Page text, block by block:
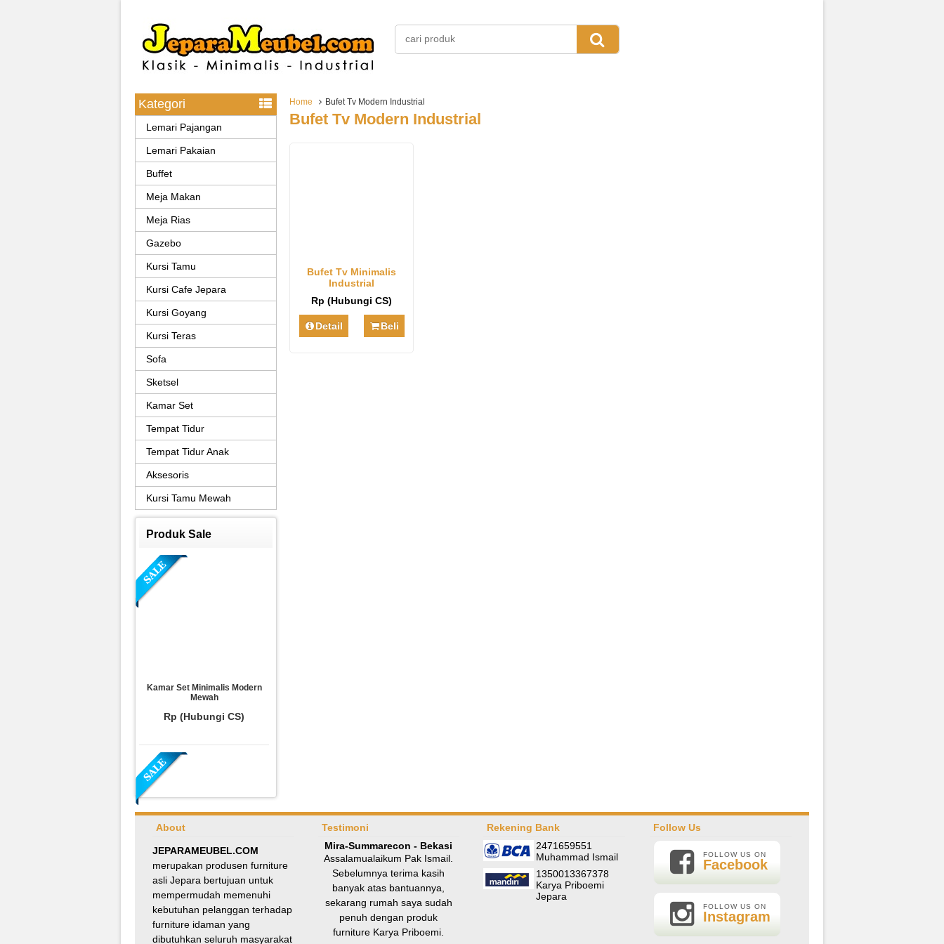
Home Bufet Tv Modern Industrial
Bufet Tv Modern Industrial
Bufet Tv Minimalis
Industrial
Rp (Hubungi CS)
Detail Beli
Kategori
Lemari Pajangan
Lemari Pakaian
Buffet
Meja Makan
Meja Rias
Gazebo
Kursi Tamu
Kursi Cafe Jepara
Kursi Goyang
Kursi Teras
Sofa
Sketsel
Kamar Set
Tempat Tidur
Tempat Tidur Anak
Aksesoris
Kursi Tamu Mewah
Produk Sale
Kamar Set Minimalis Modern
Mewah
Rp (Hubungi CS)
Meja Makan Oval Minimalis
Kursi Silang
Rp 8.100.0009.000.000
About
JEPARAMEUBEL.COM
merupakan produsen furniture
asli Jepara bertujuan untuk
mempermudah memenuhi
kebutuhan pelanggan terhadap
furniture idaman yang
dibutuhkan seluruh masyarakat
Testimoni
Mira-Summarecon - Bekasi
Assalamualaikum Pak Ismail.
Sebelumnya terima kasih
banyak atas bantuannya,
sekarang rumah saya sudah
penuh dengan produk
furniture Karya Priboemi.
Rekening Bank
2471659551
Muhammad Ismail
1350013367378
Karya Priboemi
Jepara
Follow Us
FOLLOW US ON
Facebook
FOLLOW US ON
Instagram